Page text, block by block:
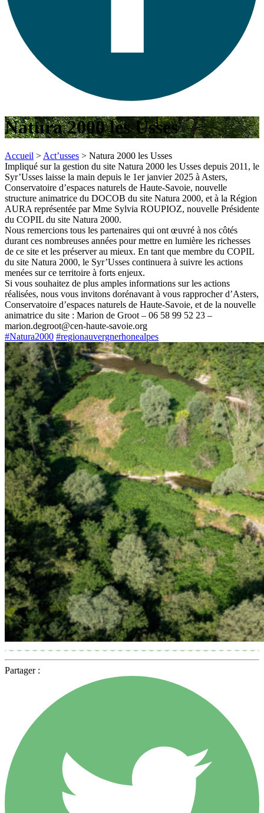
Natura 2000 les Usses
Accueil >Act’usses > Natura 2000 les Usses
Impliqué sur la gestion du site Natura 2000 les Usses depuis 2011, le
Syr’Usses laisse la main depuis le 1er janvier 2025 à Asters,
Conservatoire d’espaces naturels de Haute-Savoie, nouvelle
structure animatrice du DOCOB du site Natura 2000, et à la Région
AURA représentée par Mme Sylvia ROUPIOZ, nouvelle Présidente
du COPIL du site Natura 2000.
Nous remercions tous les partenaires qui ont œuvré à nos côtés
durant ces nombreuses années pour mettre en lumière les richesses
de ce site et les préserver au mieux. En tant que membre du COPIL
du site Natura 2000, le Syr’Usses continuera à suivre les actions
menées sur ce territoire à forts enjeux.
Si vous souhaitez de plus amples informations sur les actions
réalisées, nous vous invitons dorénavant à vous rapprocher d’Asters,
Conservatoire d’espaces naturels de Haute-Savoie, et de la nouvelle
animatrice du site : Marion de Groot – 06 58 99 52 23 –
marion.degroot@cen-haute-savoie.org
#Natura2000 #regionauvergnerhonealpes
Partager :